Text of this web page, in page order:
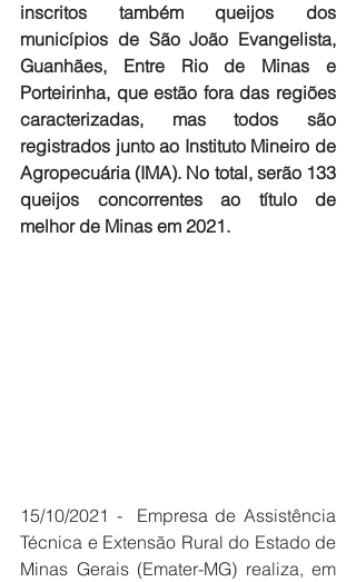
inscritos também queijos dos
municípios de São João Evangelista,
Guanhães, Entre Rio de Minas e
Porteirinha, que estão fora das regiões
caracterizadas, mas todos são
registrados junto ao Instituto Mineiro de
Agropecuária (IMA). No total, serão 133
queijos concorrentes ao título de
melhor de Minas em 2021.
15/10/2021 -  Empresa de Assistência
Técnica e Extensão Rural do Estado de
Minas Gerais (Emater-MG) realiza, em